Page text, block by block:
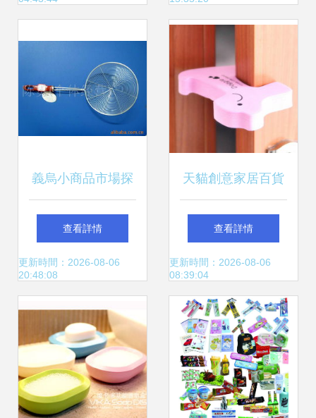
硅膠日用百貨價
格、廠家與優質圖
義烏小商品市場探
秘 2元店中的九連
環與日用百貨價格
查看詳情
更新時間：2026-08-06
20:48:08
天貓創意家居百貨
點亮生活的小確幸
查看詳情
更新時間：2026-08-06
08:39:04